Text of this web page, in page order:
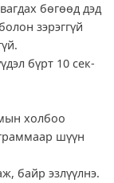
бөгөөд дэд
зэрэггүй
бүрт 10 сек-
холбоо
шүүн
байр эзлүүлнэ.